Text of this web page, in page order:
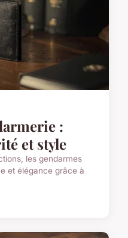
:
et style
les gendarmes
et élégance grâce à